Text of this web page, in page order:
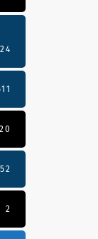
24
52
2